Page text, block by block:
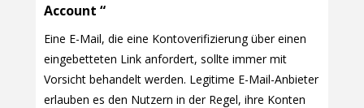
Account “
Eine E-Mail, die eine Kontoverifizierung über einen
eingebetteten Link anfordert, sollte immer mit
Vorsicht behandelt werden. Legitime E-Mail-Anbieter
erlauben es den Nutzern in der Regel, ihre Konten